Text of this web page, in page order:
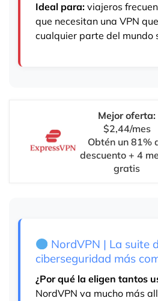
Ideal para: viajeros
que necesitan una VPN
cualquier parte del mundo
Mejor oferta:
$2,44/mes
Obtén un 81%
descuento + 4
gratis
NordVPN | La suite
ciberseguridad más
¿Por qué la eligen tantos
NordVPN va mucho más